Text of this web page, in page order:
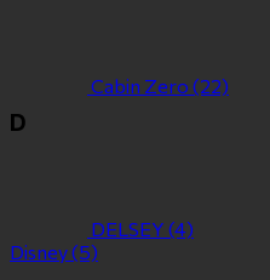
Cabin Zero (22)
D
DELSEY (4)
Disney(5)